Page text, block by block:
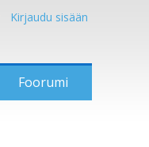
Kirjaudu sisään
Foorumi